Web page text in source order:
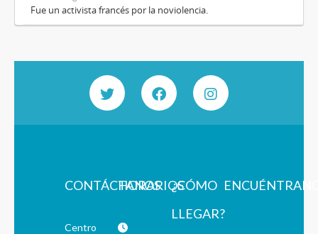
Fue un activista francés por la noviolencia.
CONTÁCTANOS
Centro
HORARIOS¿CÓMO
LLEGAR?